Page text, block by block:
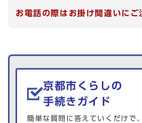
お電話の際はお掛け間違いにご
生活情報を探す
京都市くらしの
手続きガイド
簡単な質問に答えていくだけで